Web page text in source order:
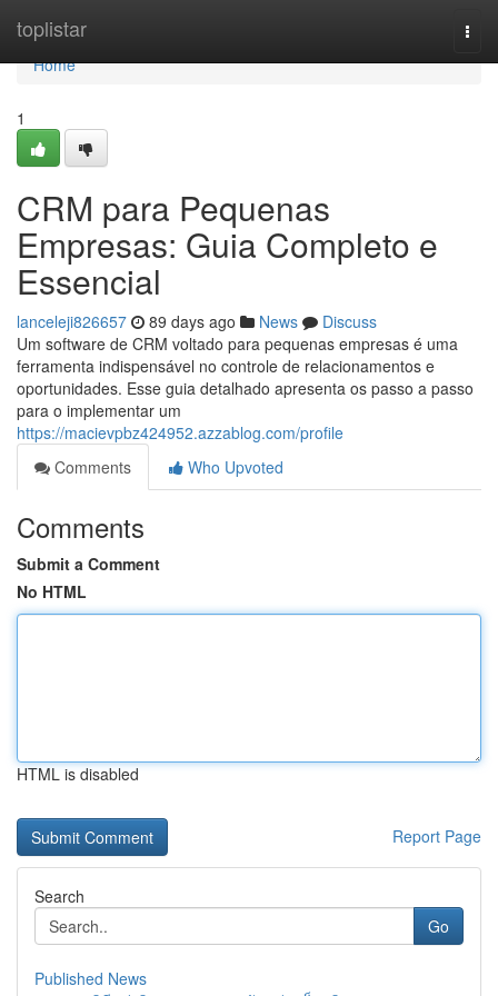
toplistar
Home
Home
1
CRM para Pequenas
Empresas: Guia Completo e
Essencial
lanceleji826657 89 days ago News
Discuss
Um software de CRM voltado para pequenas empresas é uma
ferramenta indispensável no controle de relacionamentos e
oportunidades. Esse guia detalhado apresenta os passo a passo
para o implementar um
https://macievpbz424952.azzablog.com/profile
Comments
Who Upvoted
Comments
Submit a Comment
No HTML
HTML is disabled
Report Page
Search
Go
Published News